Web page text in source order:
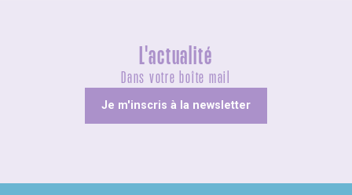
L'actualité
Dans votre boîte mail
Je m'inscris à la newsletter